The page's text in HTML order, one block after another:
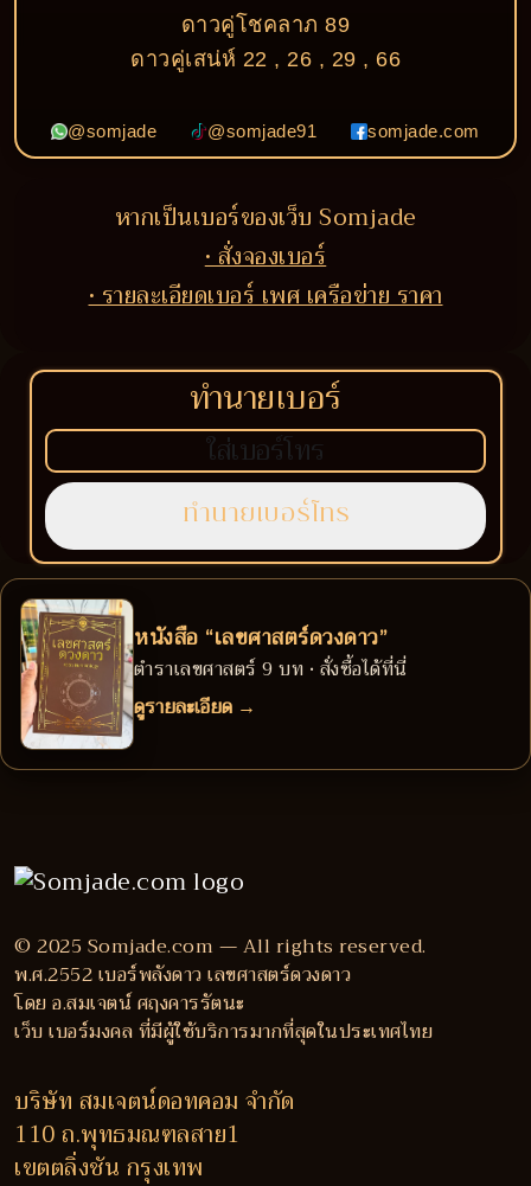
ดาวคู่โชคลาภ 89
ดาวคู่เสน่ห์ 22 , 26 , 29 , 66
@somjade @somjade91 somjade.com
หากเป็นเบอร์ของเว็บ Somjade
• สั่งจองเบอร์
• รายละเอียดเบอร์ เพศ เครือข่าย ราคา
ทำนายเบอร์
หนังสือ “เลขศาสตร์ดวงดาว”
ตำราเลขศาสตร์ 9 บท • สั่งซื้อได้ที่นี่
ดูรายละเอียด →
© 2025 Somjade.com — All rights reserved.
พ.ศ.2552 เบอร์พลังดาว เลขศาสตร์ดวงดาว
โดย อ.สมเจตน์ ศฤงคารรัตนะ
เว็บ เบอร์มงคล ที่มีผู้ใช้บริการมากที่สุดในประเทศไทย
บริษัท สมเจตน์ดอทคอม จำกัด
110 ถ.พุทธมณฑลสาย1
เขตตลิ่งชัน กรุงเทพ